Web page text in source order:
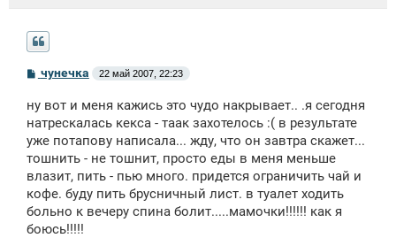
С
б
щ
н
и
чунечка 22 май 2007, 22:23
ну вот и меня кажись это чудо накрывает.. .я сегодня
натрескалась кекса - таак захотелось :( в результате
уже потапову написала... жду, что он завтра скажет...
тошнить - не тошнит, просто еды в меня меньше
влазит, пить - пью много. придется ограничить чай и
кофе. буду пить брусничный лист. в туалет ходить
больно к вечеру спина болит.....мамочки!!!!!! как я
боюсь!!!!!